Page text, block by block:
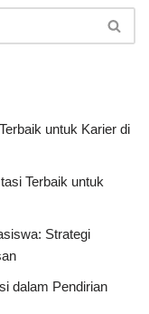
untuk Karier di
Terbaik untuk
Strategi
dalam Pendirian